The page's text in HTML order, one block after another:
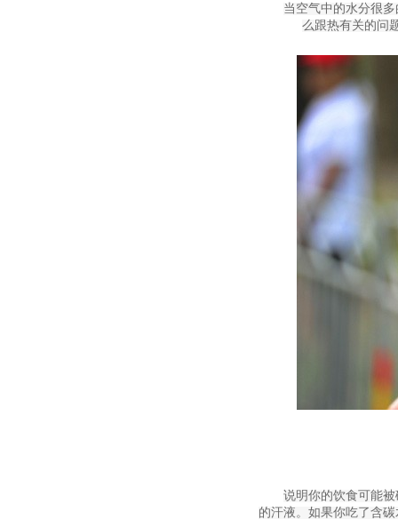
当空气中的水分很
么跟热有关的问
说明你的饮食可能
的汗液。如果你吃了含